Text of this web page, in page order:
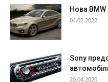
Нова BMW
04.02.2022
Sony
20.04.2020